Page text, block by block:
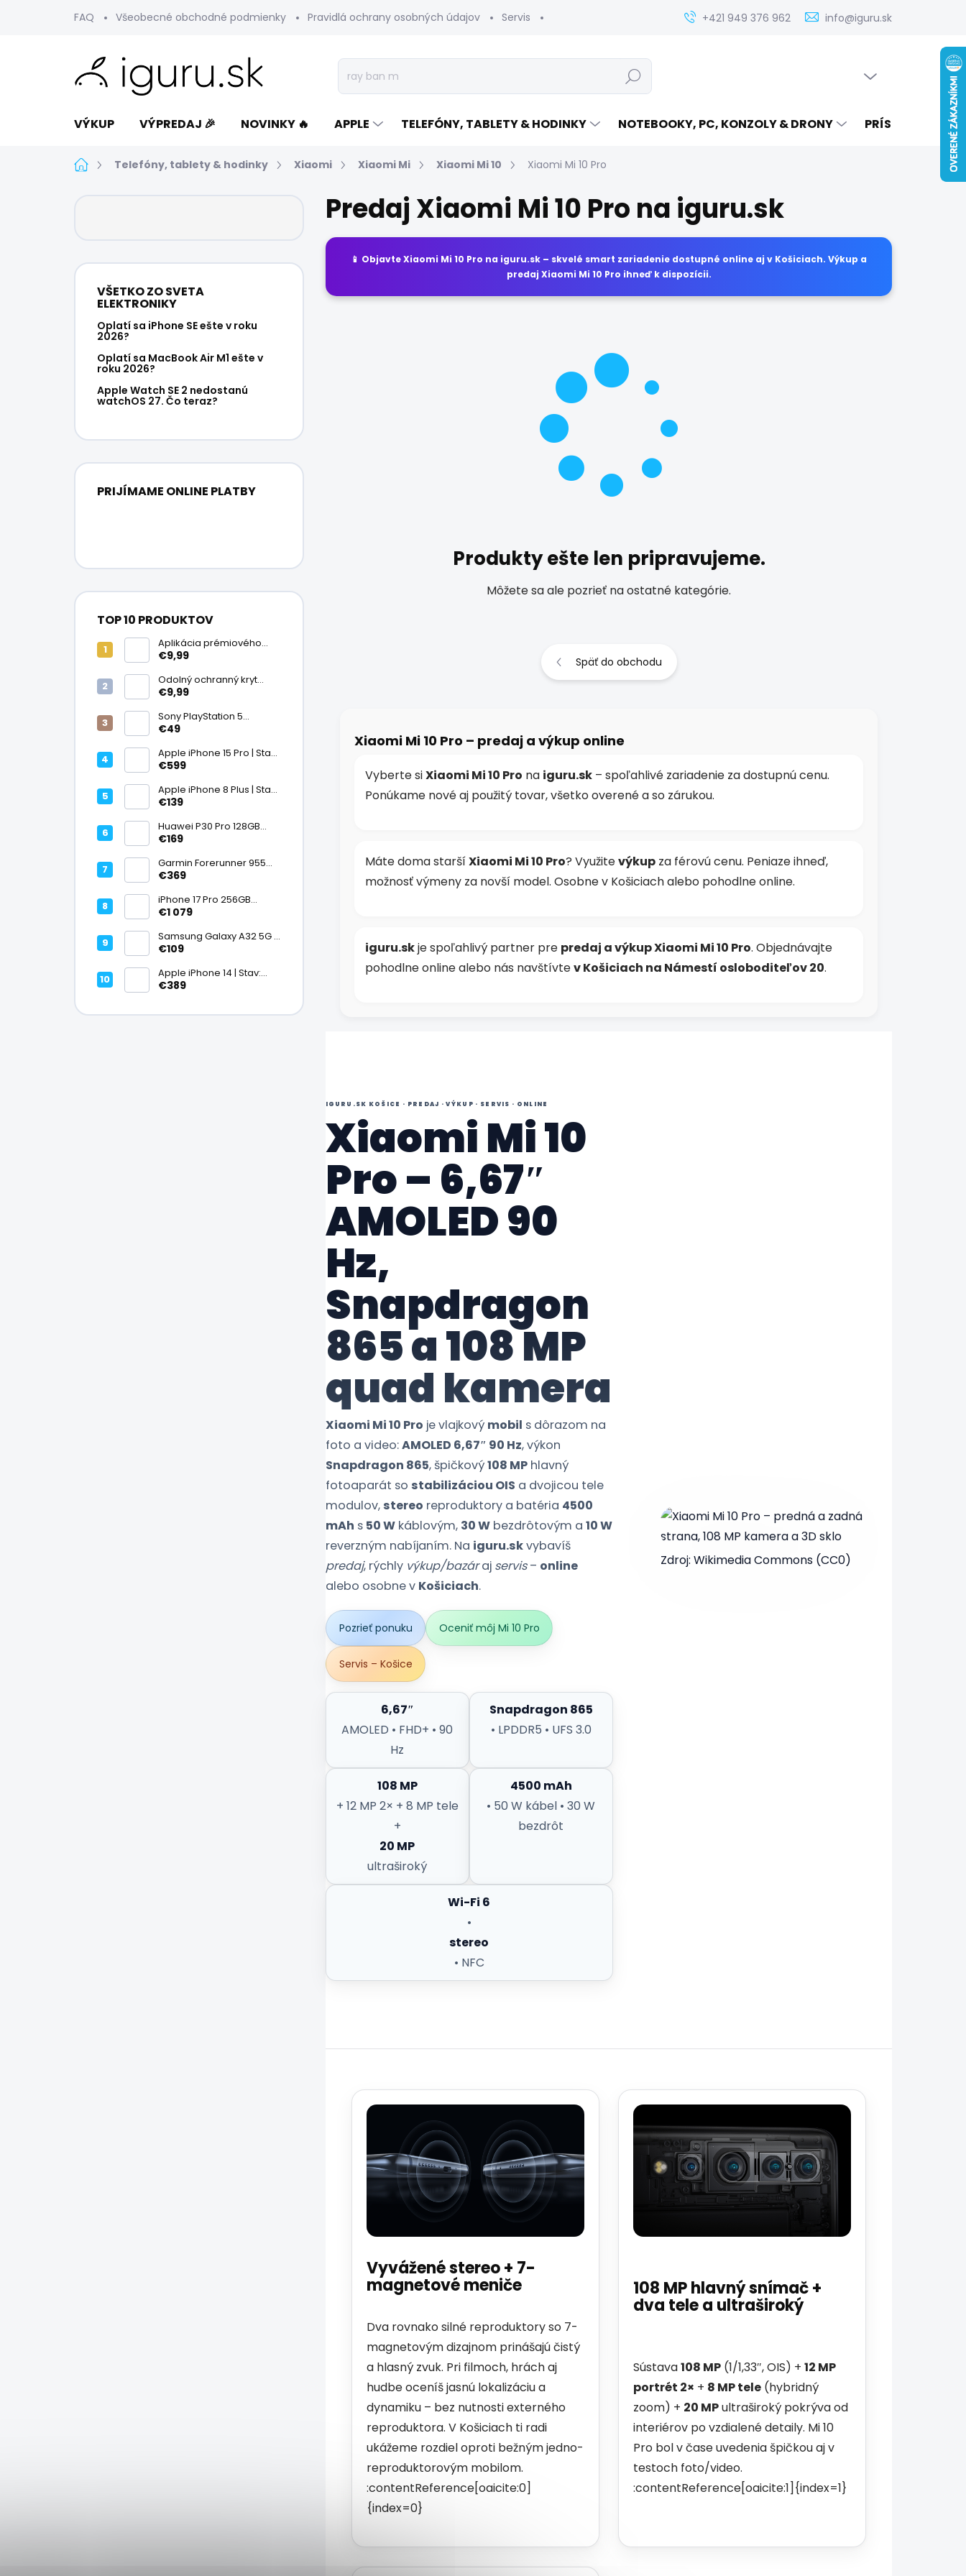
+421 949 376 962 info@iguru.sk
FAQ Všeobecné obchodné podmienky Pravidlá ochrany osobných údajov Servis Zistenie ceny servisu elektroniky na iguru.sk Kontakt
Hľadať
VÝKUP VÝPREDAJ 🎉 NOVINKY 🔥 APPLE TELEFÓNY, TABLETY & HODINKY NOTEBOOKY, PC, KONZOLY & DRONY PRÍSLUŠENSTVO
DomovTelefóny, tablety & hodinky Xiaomi Xiaomi Mi Xiaomi Mi 10 Xiaomi Mi 10 Pro
ý
VŠETKO ZO SVETA
ELEKTRONIKY
Oplatí sa iPhone SE ešte v roku
2026?
Oplatí sa MacBook Air M1 ešte v
roku 2026?
Apple Watch SE 2 nedostanú
watchOS 27. Čo teraz?
PRIJÍMAME ONLINE PLATBY
TOP 10 PRODUKTOV
Aplikácia prémiového
ochranného skla na
€9,99
Odolný ochranný kryt
transparentný
€9,99
Sony PlayStation 5
DualSense bezdrôtový
Vynikajúci – A
€49
Apple iPhone 15 Pro | Stav:
Vynikajúci – A
€599
Apple iPhone 8 Plus | Stav:
Vynikajúci – A
€139
Huawei P30 Pro 128GB
Black, Kirin 980, Leica 40
6,47" OLED, IP68 | Stav:
Vynikajúci – A
€169
Garmin Forerunner 955
Black, multisport GPS
batéria 15 dní, ECG,
ClimbPro
€369
iPhone 17 Pro 256GB
Cosmic Orange | Stav:
€1 079
Samsung Galaxy A32 5G |
Stav: Vynikajúci – A
€109
Apple iPhone 14 | Stav:
Vynikajúci – A
€389
Predaj Xiaomi Mi 10 Pro na iguru.sk
📱 ObjavteXiaomi Mi 10 Pro na iguru.sk – skvelé smart zariadenie dostupné online aj v Košiciach. Výkup a
predaj Xiaomi Mi 10 Pro ihneď k dispozícii.
Produkty ešte len pripravujeme.
Môžete sa ale pozrieť na ostatné kategórie.
Späť do obchodu
Xiaomi Mi 10 Pro – predaj a výkup online
Vyberte siXiaomi Mi 10 Pro na iguru.sk – spoľahlivé zariadenie za dostupnú cenu.
Ponúkame nové aj použitý tovar, všetko overené a so zárukou.
Máte doma staršíXiaomi Mi 10 Pro? Využitevýkup za férovú cenu. Peniaze ihneď,
možnosť výmeny za novší model. Osobne v Košiciach alebo pohodlne online.
iguru.skje spoľahlivý partner pre predaj a výkup Xiaomi Mi 10 Pro. Objednávajte
pohodlne online alebo nás navštívtev Košiciach na Námestí osloboditeľov 20.
IGURU.SK KOŠICE · PREDAJ · VÝKUP · SERVIS · ONLINE
Xiaomi Mi 10
Pro – 6,67″
AMOLED 90
Hz,
Snapdragon
865 a 108 MP
quad kamera
Xiaomi Mi 10 Pro je vlajkový mobil s dôrazom na
foto a video:AMOLED 6,67″ 90 Hz, výkon
Snapdragon 865, špičkový108 MP hlavný
fotoaparát so stabilizáciou OIS a dvojicou tele
modulov,stereo reproduktory a batéria 4500
mAh s 50 W káblovým, 30 W bezdrôtovým a 10 W
reverzným nabíjaním. Na iguru.skvybavíš
predaj, rýchly výkup/bazáraj servis– online
alebo osobne v Košiciach.
Pozrieť ponuku Oceniť môj Mi 10 Pro
Servis – Košice
6,67″
AMOLED • FHD+ • 90
Hz
Snapdragon 865
• LPDDR5 • UFS 3.0
108 MP
+ 12 MP 2× + 8 MP tele
+
20 MP
ultraširoký
4500 mAh
• 50 W kábel • 30 W
bezdrôt
Wi-Fi 6
•
stereo
• NFC
Zdroj: Wikimedia Commons (CC0)
Vyvážené stereo + 7-
magnetové meniče
Dva rovnako silné reproduktory so 7-
magnetovým dizajnom prinášajú čistý
a hlasný zvuk. Pri filmoch, hrách aj
hudbe oceníš jasnú lokalizáciu a
dynamiku – bez nutnosti externého
reproduktora. V Košiciach ti radi
ukážeme rozdiel oproti bežným jedno-
reproduktorovým mobilom.
:contentReference[oaicite:0]
{index=0}
108 MP hlavný snímač +
dva tele a ultraširoký
Sústava108 MP (1/1,33″, OIS) +12 MP
portrét 2× + 8 MP tele (hybridný
zoom) + 20 MPultraširoký pokrýva od
interiérov po vzdialené detaily. Mi 10
Pro bol v čase uvedenia špičkou aj v
testoch foto/video.
:contentReference[oaicite:1]{index=1}